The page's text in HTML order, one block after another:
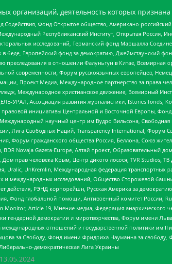
организаций, деятельность которых
Фонд Открытое общество, Американо-
Республиканский Институт, Открытая Россия,
исследований, Германский фонд Маршалла
беде, Европейский фонд за демократию, Джеймстаунский
в отношении Фалуньгун в Китае, Всемирная
современности, Форум русскоязычных европейцев,
Проект Медиа, Международное партнерство за права
Международное христианское движение, Всемирный
УРАЛ, Ассоциация развития журналистики, IStories
инициативы Центральной и Восточной Европы,
научный центр им Вудро Вильсона, Свободная
Лига Свободных Наций, Transparеncy International, Форум
Форум гражданского общества Россия, Беллона, Союз
Novaja Gazeta-Europe, Алтай проект, Образовательный
прав человека Крым, Центр дикого лосося, TVR Studios,
Uralic, UnKremlin, Международная федерация транспортных
и международных исследований, Общество Сторожевой
действия, РЭНД корпорейшн, Русская Америка за
Фонд глобальной помощи, Антивоенный комитет России,
Article 19, Мнение медиа, Федерация анархического
гендерной демократии и миротворчества, Форум имени
отношений и государственной политики им
за Свободу, Фонд имени Фридриха Науманна за свободу,
демократическая Лига Украины
13.05.2024